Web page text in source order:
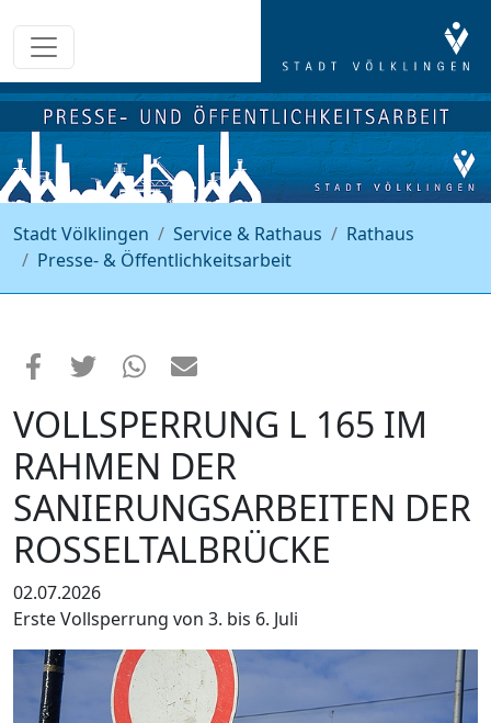
Stadt Völklingen Service & Rathaus
Rathaus
Presse- & Öffentlichkeitsarbeit
VOLLSPERRUNG L 165 IM
RAHMEN DER
SANIERUNGSARBEITEN DER
ROSSELTALBRÜCKE
02.07.2026
Erste Vollsperrung von 3. bis 6. Juli